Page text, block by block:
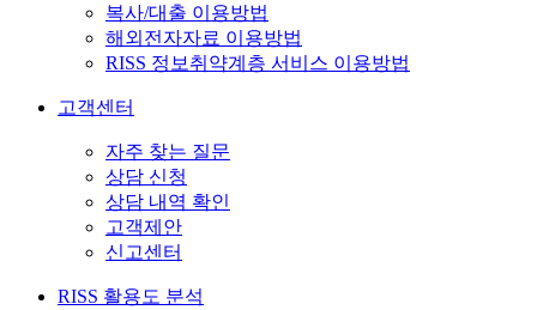
복사/대출 이용방법
해외전자자료 이용방법
RISS 정보취약계층 서비스 이용방법
고객센터
자주 찾는 질문
상담 신청
상담 내역 확인
고객제안
신고센터
RISS 활용도 분석